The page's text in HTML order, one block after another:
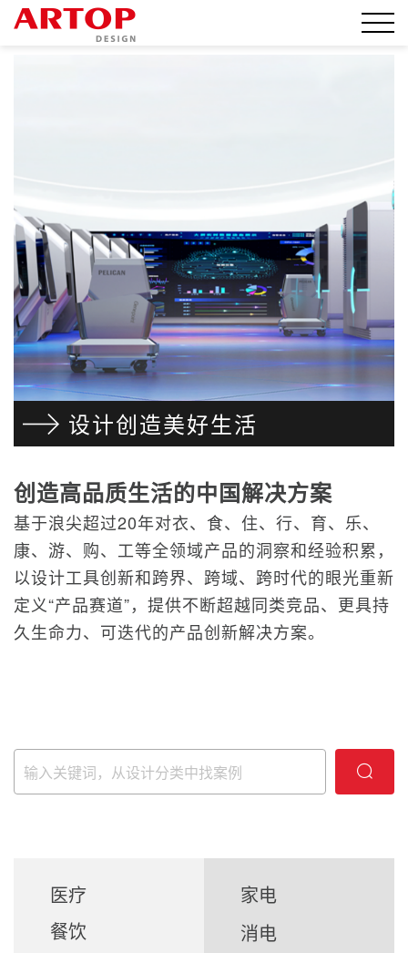
设计创造美好生活
创造高品质生活的中国解决方案
基于浪尖超过20年对衣、食、住、行、育、乐、
康、游、购、工等全领域产品的洞察和经验积累，
以设计工具创新和跨界、跨域、跨时代的眼光重新
定义“产品赛道”，提供不断超越同类竞品、更具持
久生命力、可迭代的产品创新解决方案。
医疗
餐饮
家电
消电